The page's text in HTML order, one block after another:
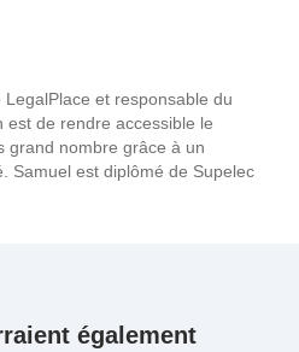
et responsable du
de rendre accessible le
grand nombre grâce à un
Samuel est diplômé de Supelec
également